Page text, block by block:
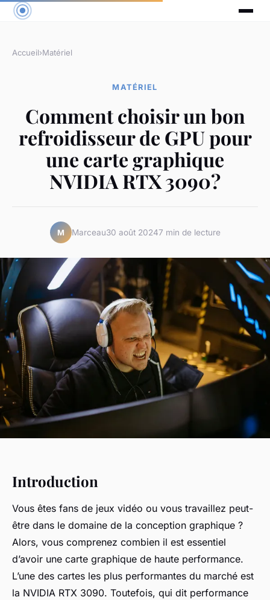
Accueil›Matériel
MATÉRIEL
Comment choisir un bon
refroidisseur de GPU pour
une carte graphique
NVIDIA RTX 3090?
M Marceau30 août 20247 min de lecture
Introduction
Vous êtes fans de jeux vidéo ou vous travaillez peut-
être dans le domaine de la conception graphique ?
Alors, vous comprenez combien il est essentiel
d’avoir une carte graphique de haute performance.
L’une des cartes les plus performantes du marché est
la NVIDIA RTX 3090. Toutefois, qui dit performance